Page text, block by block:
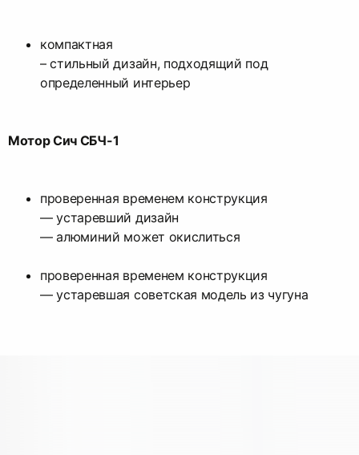
компактная
– стильный дизайн, подходящий под
определенный интерьер
Мотор Сич СБЧ-1
проверенная временем конструкция
— устаревший дизайн
— алюминий может окислиться
проверенная временем конструкция
— устаревшая советская модель из чугуна